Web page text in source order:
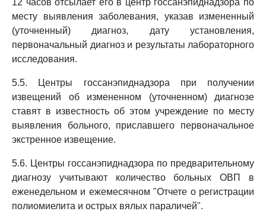
12 часов отсылает его в центр госсанэпиднадзора по
месту выявления заболевания, указав измененный
(уточненный) диагноз, дату установления,
первоначальный диагноз и результаты лабораторного
исследования.
5.5. Центры госсанэпиднадзора при получении
извещений об измененном (уточненном) диагнозе
ставят в известность об этом учреждение по месту
выявления больного, приславшего первоначальное
экстренное извещение.
5.6. Центры госсанэпиднадзора по предварительному
диагнозу учитывают количество больных ОВП в
еженедельном и ежемесячном "Отчете о регистрации
полиомиелита и острых вялых параличей".